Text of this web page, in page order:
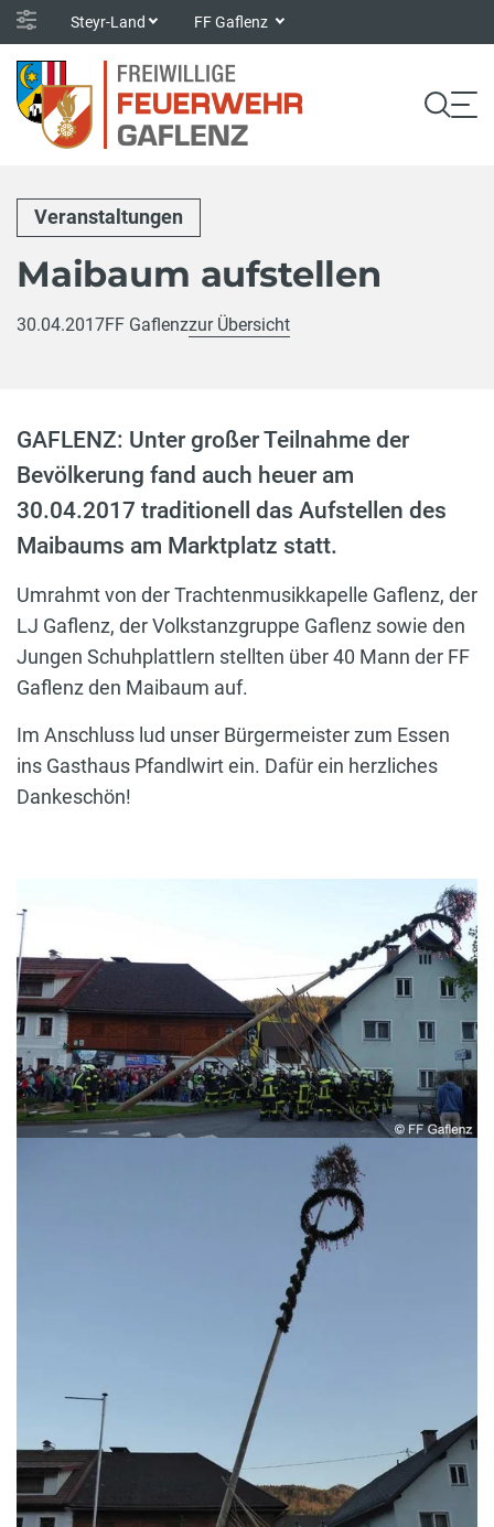
Steyr-Land FF Gaflenz
Veranstaltungen
Maibaum aufstellen
30.04.2017FF Gaflenzzur Übersicht
GAFLENZ: Unter großer Teilnahme der
Bevölkerung fand auch heuer am
30.04.2017 traditionell das Aufstellen des
Maibaums am Marktplatz statt.
Umrahmt von der Trachtenmusikkapelle Gaflenz, der
LJ Gaflenz, der Volkstanzgruppe Gaflenz sowie den
Jungen Schuhplattlern stellten über 40 Mann der FF
Gaflenz den Maibaum auf.
Im Anschluss lud unser Bürgermeister zum Essen
ins Gasthaus Pfandlwirt ein. Dafür ein herzliches
Dankeschön!